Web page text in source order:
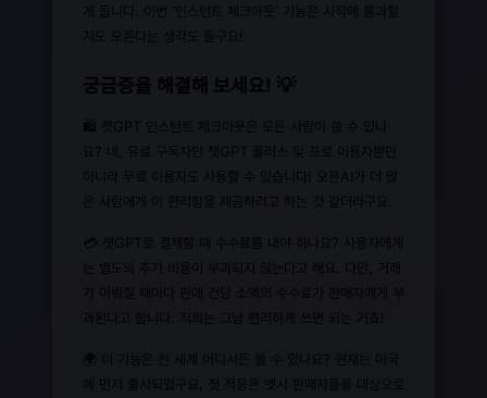
게 듭니다. 이번 '인스턴트 체크아웃' 기능은 시작에 불과할
지도 모른다는 생각도 들구요!
궁금증을 해결해 보세요! 💡
🛍️ 챗GPT 인스턴트 체크아웃은 모든 사람이 쓸 수 있나
요? 네, 유료 구독자인 챗GPT 플러스 및 프로 이용자뿐만
아니라 무료 이용자도 사용할 수 있습니다! 오픈AI가 더 많
은 사람에게 이 편리함을 제공하려고 하는 것 같더라구요.
💳 챗GPT로 결제할 때 수수료를 내야 하나요? 사용자에게
는 별도의 추가 비용이 부과되지 않는다고 해요. 다만, 거래
가 이뤄질 때마다 판매 건당 소액의 수수료가 판매자에게 부
과된다고 합니다. 저희는 그냥 편리하게 쓰면 되는 거죠!
🌍 이 기능은 전 세계 어디서든 쓸 수 있나요? 현재는 미국
에 먼저 출시되었구요, 첫 적용은 엣시 판매자들을 대상으로